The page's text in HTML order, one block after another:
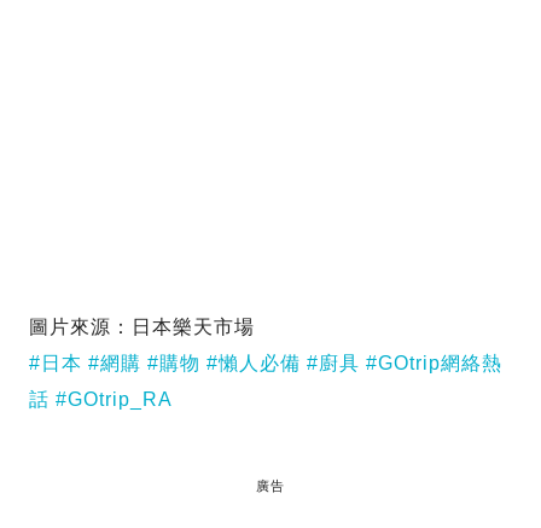
圖片來源：日本樂天市場
#日本 #網購 #購物 #懶人必備 #廚具 #GOtrip網絡熱
話 #GOtrip_RA
廣告